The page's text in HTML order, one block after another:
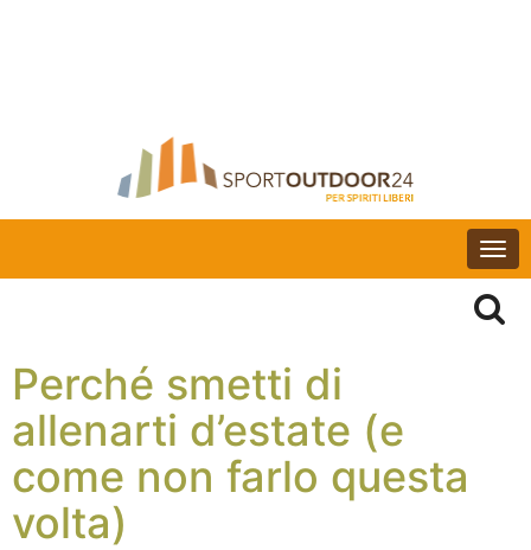
Perché smetti di
allenarti d’estate (e
come non farlo questa
volta)